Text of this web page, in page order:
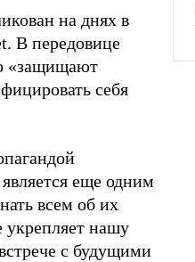
на днях в
В передовице
«защищают
себя
еще одним
всем об их
укрепляет нашу
с будущими